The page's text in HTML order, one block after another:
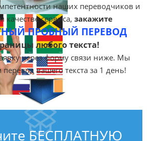
наших переводчиков и
качестве сервиса, закажите
ПРОБНЫЙ ПЕРЕВОД
любого текста!
через форму связи ниже. Мы
перевод вашего текста за 1 день!
БЕСПЛАТНУЮ